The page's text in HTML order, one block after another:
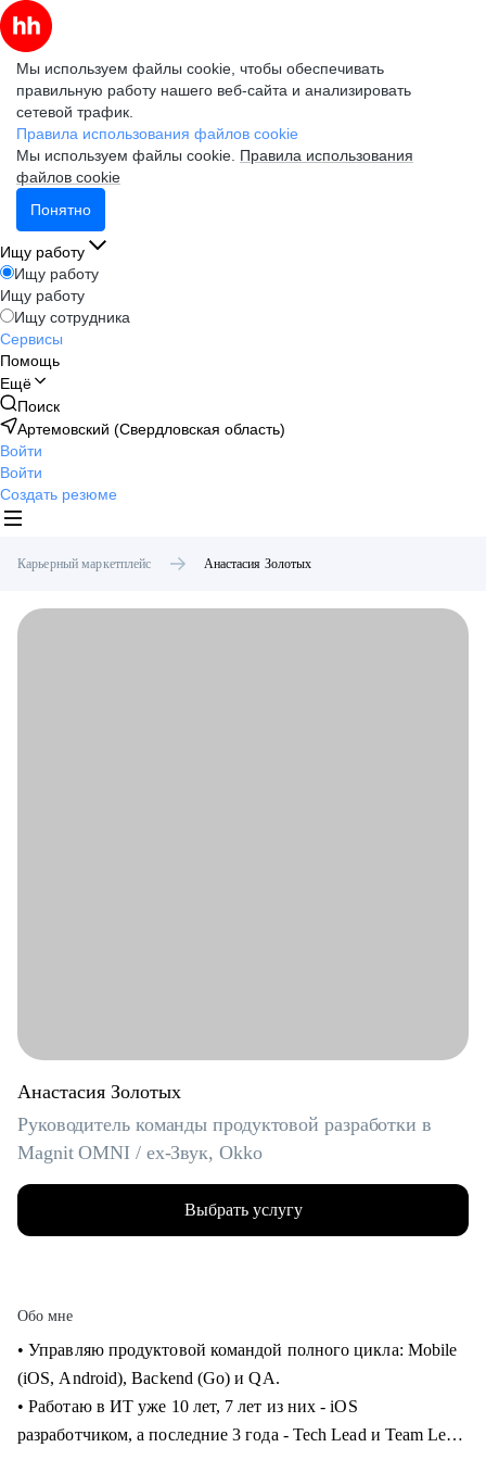
Мы используем файлы cookie, чтобы обеспечивать
правильную работу нашего веб-сайта и анализировать
сетевой трафик.
Правила использования файлов cookie
Мы используем файлы cookie. Правила использования
файлов cookie
Понятно
Ищу работу
Ищу работу
Ищу работу
Ищу сотрудника
Сервисы
Помощь
Ещё
Поиск
Артемовский (Свердловская область)
Войти
Войти
Создать резюме
Карьерный маркетплейс Анастасия Золотых
Анастасия Золотых
Руководитель команды продуктовой разработки в
Magnit OMNI / ex-Звук, Okko
Выбрать услугу
Обо мне
• Управляю продуктовой командой полного цикла: Mobile
(iOS, Android), Backend (Go) и QA.
• Работаю в ИТ уже 10 лет, 7 лет из них - iOS
разработчиком, а последние 3 года - Tech Lead и Team Lead.